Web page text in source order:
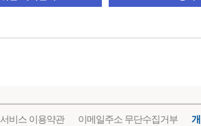
서비스 이용약관 이메일주소 무단수집거부